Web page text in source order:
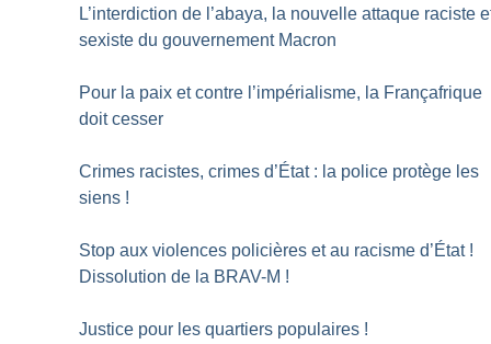
L’interdiction de l’abaya, la nouvelle attaque raciste
sexiste du gouvernement Macron
Pour la paix et contre l’impérialisme, la Françafrique
doit cesser
Crimes racistes, crimes d’État : la police protège les
siens !
Stop aux violences policières et au racisme d’État !
Dissolution de la BRAV-M !
Justice pour les quartiers populaires !